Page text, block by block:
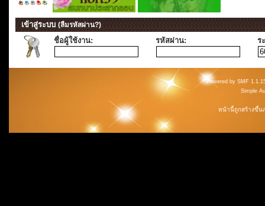
เข้าสู่ระบบ(ลืมรหัสผ่าน?)
ชื่อผู้ใช้งาน: รหัสผ่าน: ร
Powered by SMF
Simple
หน้านี้ถูกสร้างขึ้น